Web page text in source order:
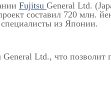
Fujitsu General Ltd.
составил 720 млн.
из Японии.
Ltd., что